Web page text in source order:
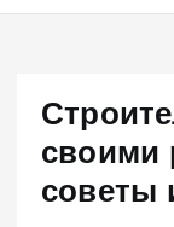
своими
советы